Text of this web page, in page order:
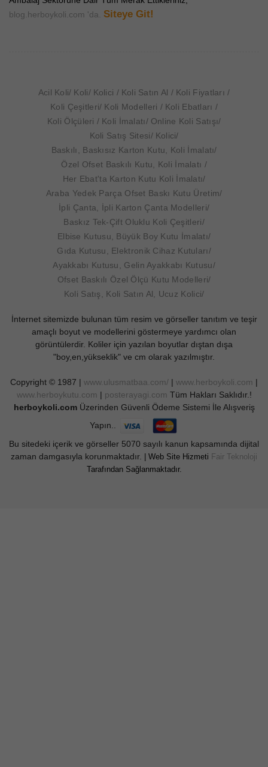
blog.herboykoli.com 'da.
Siteye Git!
Acil Koli Koli Kolici Koli Satın Al
Koli Fiyatları
Koli Çeşitleri Koli Modelleri
Koli Ebatları
Koli Ölçüleri Koli İmalatı
Online Koli Satışı
Koli Satış Sitesi
Kolici
Baskılı, Baskısız Karton Kutu, Koli İmalatı
Özel Ofset Baskılı Kutu, Koli İmalatı
Her Ebat'ta Karton Kutu Koli İmalatı
Araba Yedek Parça Ofset Baskı Kutu Üretim
İpli Çanta, İpli Karton Çanta Modelleri
Baskız Tek-Çift Oluklu Koli Çeşitleri
Elbise Kutusu, Büyük Boy Kutu İmalatı
Gıda Kutusu, Elektronik Cihaz Kutuları
Ayakkabı Kutusu, Gelin Ayakkabı Kutusu
Ofset Baskılı Özel Ölçü Kutu Modelleri
Koli Satış, Koli Satın Al, Ucuz Kolici
İnternet sitemizde bulunan tüm resim ve görseller tanıtım ve teşir
amaçlı boyut ve modellerini göstermeye yardımcı olan
görüntülerdir. Koliler için yazılan boyutlar dıştan dışa
"boy,en,yükseklik" ve cm olarak yazılmıştır.
Copyright © 1987 | www.ulusmatbaa.com/ | www.herboykoli.com |
www.herboykutu.com | posterayagi.com Tüm Hakları Saklıdır.!
herboykoli.comÜzerinden Güvenli Ödeme Sistemi İle Alışveriş
Yapın..
Bu sitedeki içerik ve görseller 5070 sayılı kanun kapsamında dijital
zaman damgasıyla korunmaktadır.
| Web Site Hizmeti Fair Teknoloji
Tarafından Sağlanmaktadır.